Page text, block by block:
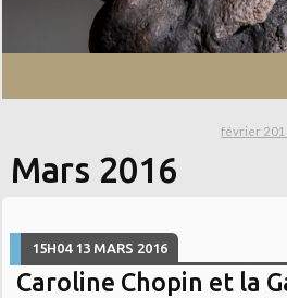
février
Mars 2016
15H04 13 MARS 2016
Caroline Chopin et la